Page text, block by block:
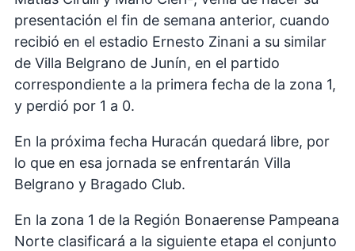
presentación el fin de semana anterior, cuando
recibió en el estadio Ernesto Zinani a su similar
de Villa Belgrano de Junín, en el partido
correspondiente a la primera fecha de la zona 1,
y perdió por 1 a 0.
En la próxima fecha Huracán quedará libre, por
lo que en esa jornada se enfrentarán Villa
Belgrano y Bragado Club.
En la zona 1 de la Región Bonaerense Pampeana
Norte clasificará a la siguiente etapa el conjunto